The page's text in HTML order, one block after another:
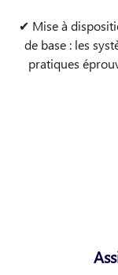
✔ Mise à
de base : les
pratiques